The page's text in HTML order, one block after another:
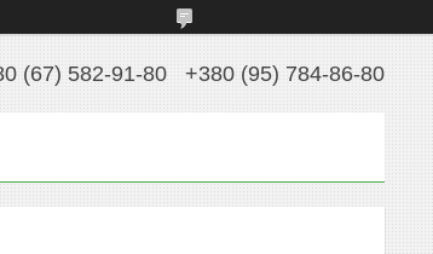
(67) 582-91-80 +380 (95) 784-86-80